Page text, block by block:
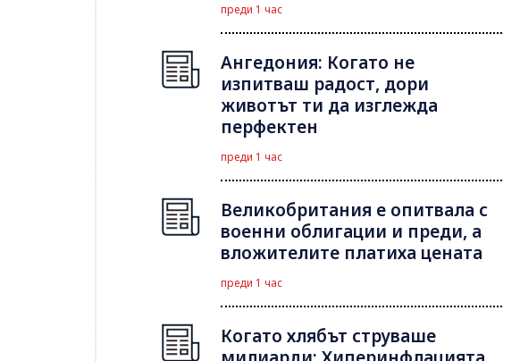
преди 1 час
Ангедония: Когато не
изпитваш радост, дори
животът ти да изглежда
перфектен
преди 1 час
Великобритания е опитвала с
военни облигации и преди, а
вложителите платиха цената
преди 1 час
Когато хлябът струваше